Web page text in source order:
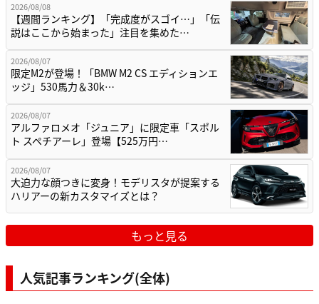
2026/08/08
【週間ランキング】「完成度がスゴイ…」「伝
説はここから始まった」注目を集めた…
2026/08/07
限定M2が登場！「BMW M2 CS エディションエ
ッジ」530馬力＆30k…
2026/08/07
アルファロメオ「ジュニア」に限定車「スポル
ト スペチアーレ」登場【525万円…
2026/08/07
大迫力な顔つきに変身！モデリスタが提案する
ハリアーの新カスタマイズとは？
もっと見る
人気記事ランキング(全体)